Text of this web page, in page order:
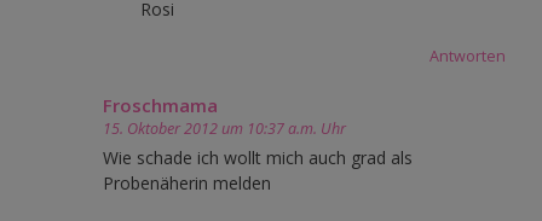
Rosi
Antworten
Froschmama
15. Oktober 2012 um 10:37 a.m. Uhr
Wie schade ich wollt mich auch grad als
Probenäherin melden